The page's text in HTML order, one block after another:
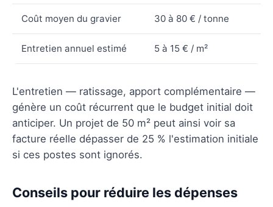
Coût moyen du gravier 30 à 80 € / tonne
Entretien annuel estimé 5 à 15 € / m²
L'entretien — ratissage, apport complémentaire —
génère un coût récurrent que le budget initial doit
anticiper. Un projet de 50 m² peut ainsi voir sa
facture réelle dépasser de 25 % l'estimation initiale
si ces postes sont ignorés.
Conseils pour réduire les dépenses